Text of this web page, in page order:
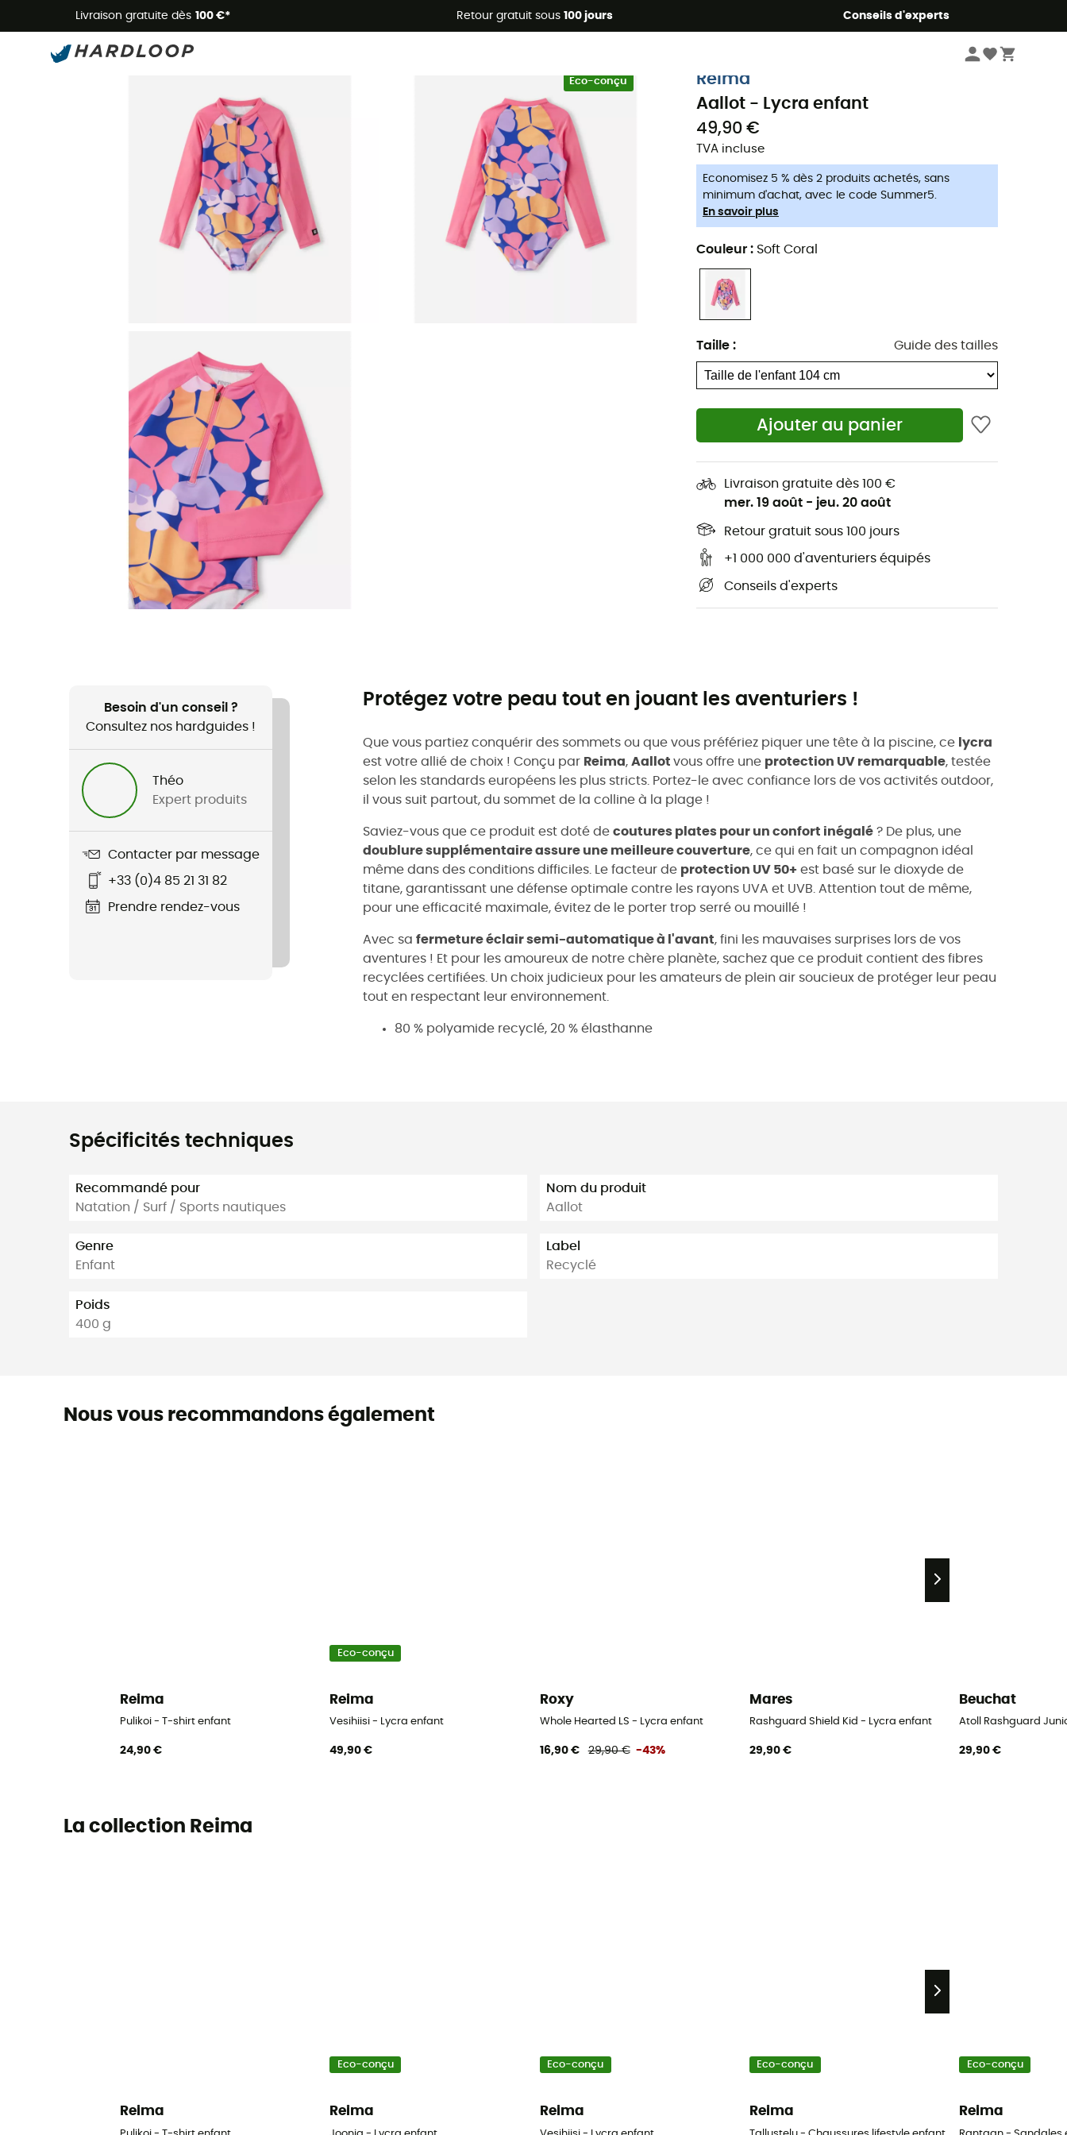
Livraison gratuite dès 100 €* Retour gratuit sous 100 jours Conseils d'experts
Promos d'été 🔥 -5 % EXTRA dès 2 produits* code Summer5
Eco-conçu
Lycras enfant
Reima
Aallot - Lycra enfant
49,90 €
TVA incluse
Economisez 5 % dès 2 produits achetés, sans
minimum d'achat, avec le code Summer5.
En savoir plus
Couleur : Soft Coral
Taille : Guide des tailles
Ajouter au panier
Livraison gratuite dès 100 €
mer. 19 août - jeu. 20 août
Retour gratuit sous 100 jours
+1 000 000 d'aventuriers équipés
Conseils d'experts
Besoin d'un conseil ?
Consultez nos hardguides !
Théo
Expert produits
Contacter par message
+33 (0)4 85 21 31 82
Prendre rendez-vous
Protégez votre peau tout en jouant les aventuriers !
Que vous partiez conquérir des sommets ou que vous préfériez piquer une tête à la piscine, ce lycra
est votre allié de choix ! Conçu par Reima, Aallot vous offre une protection UV remarquable, testée
selon les standards européens les plus stricts. Portez-le avec confiance lors de vos activités outdoor,
il vous suit partout, du sommet de la colline à la plage !
Saviez-vous que ce produit est doté de coutures plates pour un confort inégalé ? De plus, une
doublure supplémentaire assure une meilleure couverture, ce qui en fait un compagnon idéal
même dans des conditions difficiles. Le facteur de protection UV 50+ est basé sur le dioxyde de
titane, garantissant une défense optimale contre les rayons UVA et UVB. Attention tout de même,
pour une efficacité maximale, évitez de le porter trop serré ou mouillé !
Avec sa fermeture éclair semi-automatique à l'avant, fini les mauvaises surprises lors de vos
aventures ! Et pour les amoureux de notre chère planète, sachez que ce produit contient des fibres
recyclées certifiées. Un choix judicieux pour les amateurs de plein air soucieux de protéger leur peau
tout en respectant leur environnement.
80 % polyamide recyclé, 20 % élasthanne
Spécificités techniques
Recommandé pour
Natation / Surf / Sports nautiques
Genre
Enfant
Poids
400 g
Nom du produit
Aallot
Label
Recyclé
Nous vous recommandons également
Reima
Pulikoi - T-shirt enfant
24,90 €
Eco-conçu
Reima
Vesihiisi - Lycra enfant
49,90 €
Roxy
Whole Hearted LS - Lycra enfant
16,90 € 29,90 € -43%
Mares
Rashguard Shield Kid - Lycra enfant
29,90 €
Beuchat
Atoll Rashguard
29,90 €
La collection Reima
Reima
Eco-conçu
Reima
Eco-conçu
Reima
Eco-conçu
Reima
Eco-conçu
Reima